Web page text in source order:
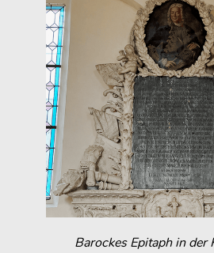
Barockes Epitaph in der